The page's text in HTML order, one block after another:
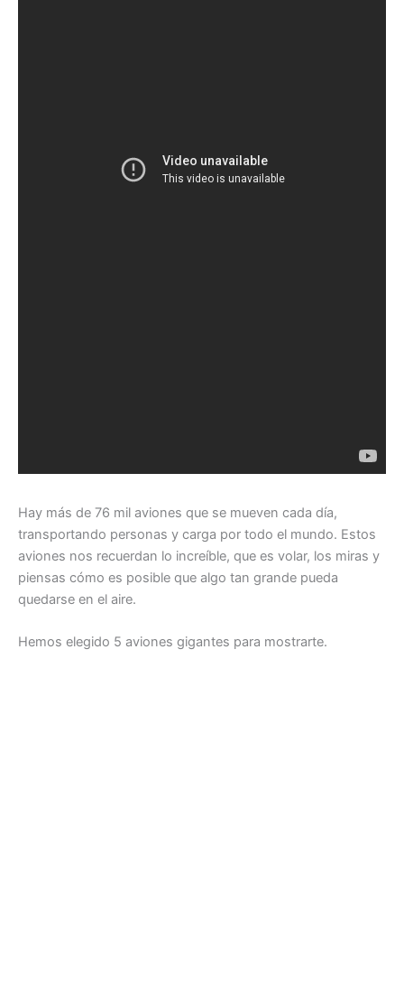
Hay más de 76 mil aviones que se mueven cada día,
transportando personas y carga por todo el mundo. Estos
aviones nos recuerdan lo increíble, que es volar, los miras y
piensas cómo es posible que algo tan grande pueda
quedarse en el aire.
Hemos elegido 5 aviones gigantes para mostrarte.